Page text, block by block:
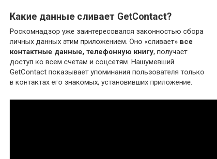
Какие данные сливает GetContact?
Роскомнадзор уже заинтересовался законностью сбора
личных данных этим приложением. Оно «сливает» все
контактные данные, телефонную книгу, получает
доступ ко всем счетам и соцсетям. Нашумевший
GetContact показывает упоминания пользователя только
в контактах его знакомых, установивших приложение.